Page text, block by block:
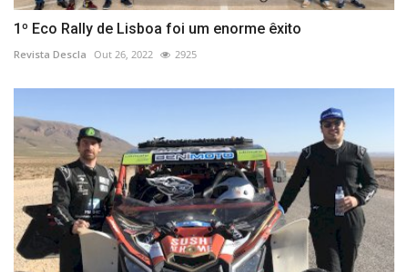
1º Eco Rally de Lisboa foi um enorme êxito
Revista Descla Out 26, 2022 2925